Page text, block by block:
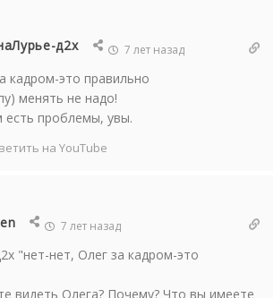
д2х 7 лет назад
кадром-это правильно
менять не надо!
есть проблемы, увы.
на YouTube
7 лет назад
"нет-нет, Олег за кадром-это
видеть Олега? Почему? Что вы имеете